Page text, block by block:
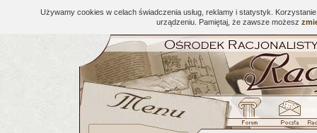
Używamy cookies w celach świadczenia usług, reklamy i statystyk.
urządzeniu. Pamiętaj, że zawsze możesz